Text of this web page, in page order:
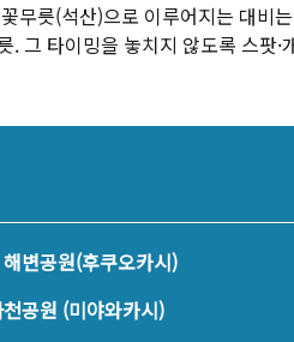
무릇(석산)으로 이루어지는 대비
. 그 타이밍을 놓치지 않도록 스팟·
변공원(후쿠오카시)
공원 (미야와카시)